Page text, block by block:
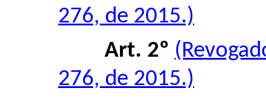
276, de 2015.)
Art. 2º
276, de 2015.)